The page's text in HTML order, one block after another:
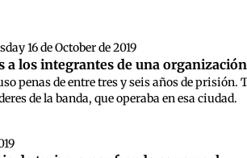
16 de October de 2019
a los integrantes de una
penas de entre tres y seis años de
de la banda, que operaba en esa ciudad.